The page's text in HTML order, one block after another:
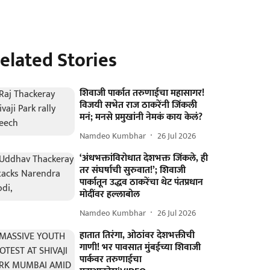
Stories
शिवाजी पार्कात तरुणाईचा महासागर!
विजयी सभेत राज ठाकरेंनी जिंकली
मनं; मनसे प्रमुखांनी नेमकं काय केलं?
Namdeo Kumbhar 26 Jul 2026
‘अंधभक्तांविरोधात देशभक्त जिंकले, ही
तर संघर्षाची सुरुवात!’; शिवाजी
पार्कातून उद्धव ठाकरेंचा थेट पंतप्रधान
मोदींवर हल्लाबोल
Namdeo Kumbhar 26 Jul 2026
हातात तिरंगा, ओठांवर देशभक्तीची
गाणी! भर पावसात मुंबईच्या शिवाजी
पार्कवर तरुणाईचा